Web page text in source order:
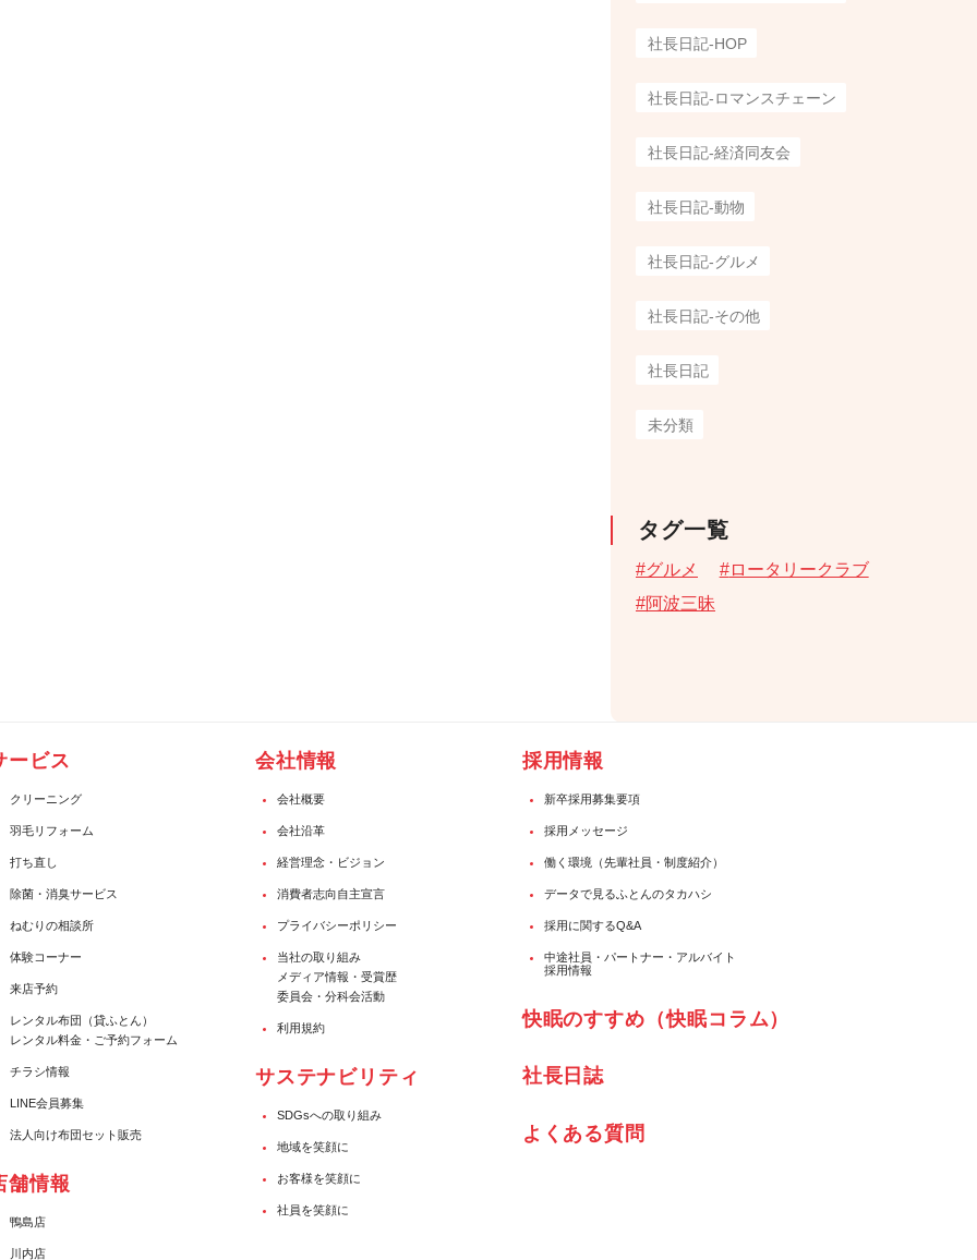
社長日記-HOP
社長日記-ロマンスチェーン
社長日記-経済同友会
社長日記-動物
社長日記-グルメ
社長日記-その他
社長日記
未分類
タグ一覧
グルメ
ロータリークラブ
阿波三昧
ービス
クリーニング
羽毛リフォーム
打ち直し
除菌・消臭サービス
ねむりの相談所
体験コーナー
来店予約
レンタル布団（貸ふとん）
レンタル料金・ご予約フォーム
チラシ情報
LINE会員募集
法人向け布団セット販売
舗情報
鴨島店
川内店
会社情報
会社概要
会社沿革
経営理念・ビジョン
消費者志向自主宣言
プライバシーポリシー
当社の取り組み
メディア情報・受賞歴
委員会・分科会活動
利用規約
サステナビリティ
SDGsへの取り組み
地域を笑顔に
お客様を笑顔に
社員を笑顔に
採用情報
新卒採用募集要項
採用メッセージ
働く環境（先輩社員・制度紹介）
データで見るふとんのタカハシ
採用に関するQ&A
中途社員・パートナー・アルバイト
採用情報
快眠のすすめ（快眠コラム）
社⾧日誌
よくある質問